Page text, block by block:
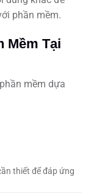
phần mềm.
Mềm Tại
mềm dựa
thiết để đáp ứng